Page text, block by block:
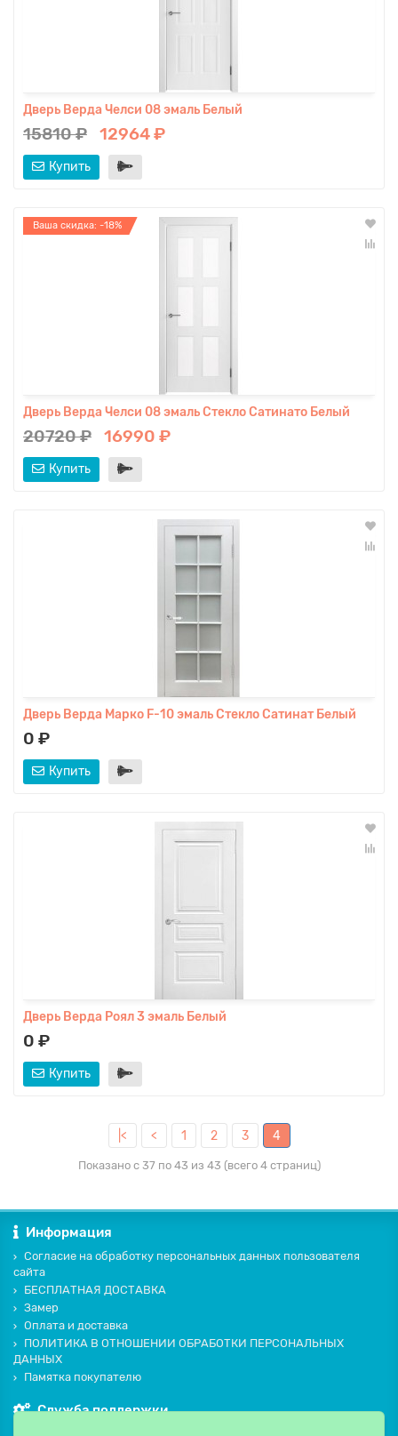
Дверь Верда Челси 08 эмаль Белый
15810 ₽ 12964 ₽
Купить
Ваша скидка: -18%
Дверь Верда Челси 08 эмаль Стекло Сатинато Белый
20720 ₽ 16990 ₽
Купить
Дверь Верда Марко F-10 эмаль Стекло Сатинат Белый
0 ₽
Купить
Дверь Верда Роял 3 эмаль Белый
0 ₽
Купить
|< < 1 2 3 4
Показано с 37 по 43 из 43 (всего 4 страниц)
Информация
Согласие на обработку персональных данных пользователя
сайта
БЕСПЛАТНАЯ ДОСТАВКА
Замер
Оплата и доставка
ПОЛИТИКА В ОТНОШЕНИИ ОБРАБОТКИ ПЕРСОНАЛЬНЫХ
ДАННЫХ
Памятка покупателю
Служба поддержки